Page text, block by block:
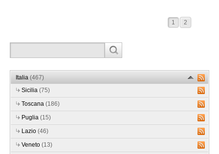
1 2
Italia (467)
Sicilia (75)
Toscana (186)
Puglia (15)
Lazio (46)
Veneto (13)